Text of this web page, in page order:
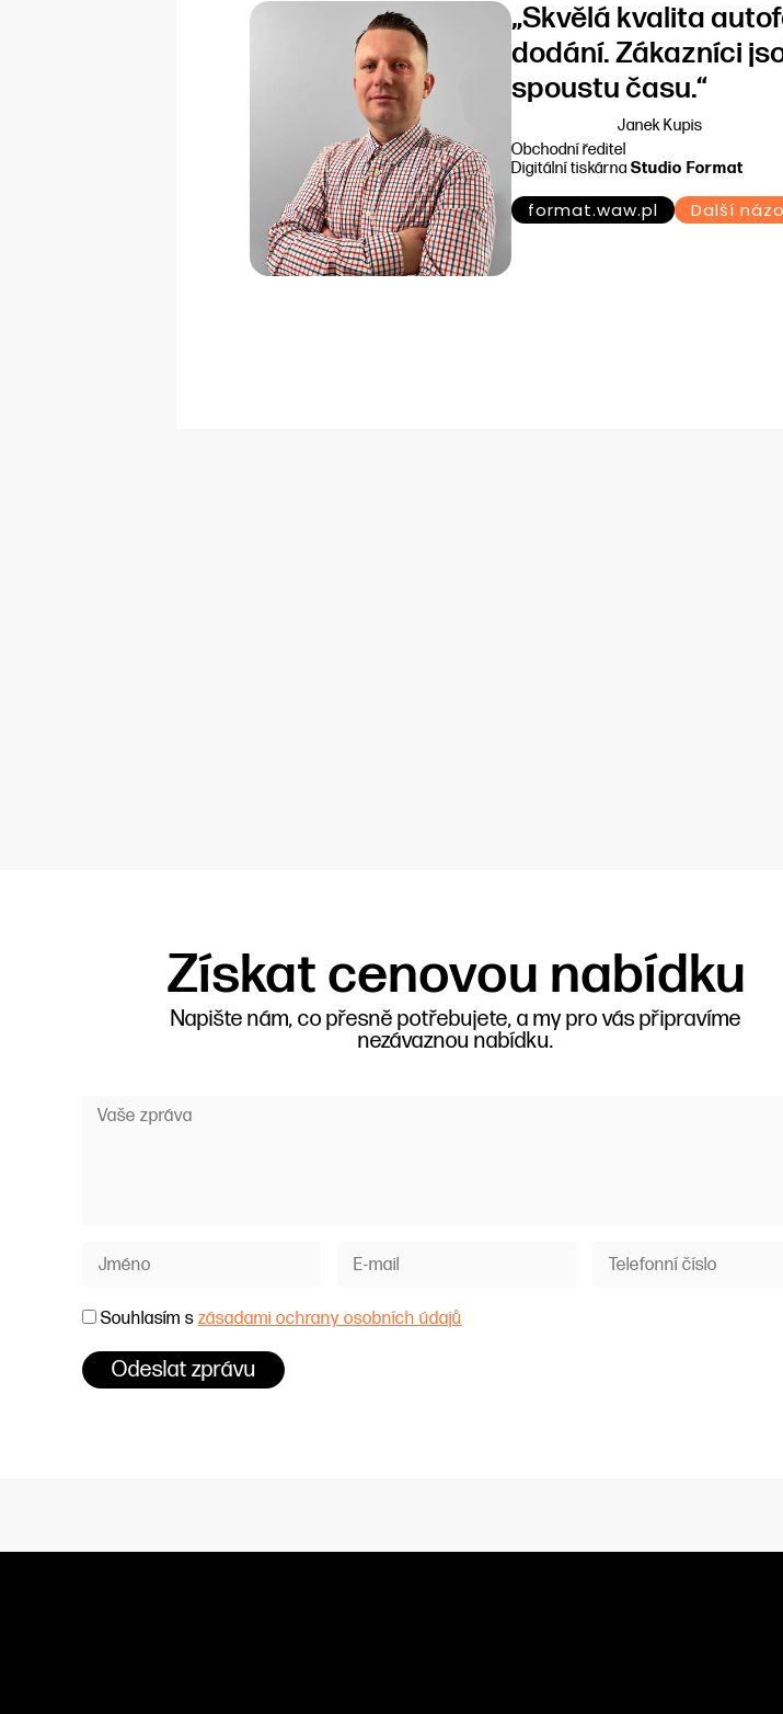
„Skvělá kvalita
dodání. Zákazníci
spoustu času.“
Janek Kupis
Obchodní ředitel
Digitální tiskárnaStudio Format
format.waw.pl Další
Získat cenovou nabídku
Napište nám, co přesně potřebujete, a my pro vás připravíme
nezávaznou nabídku.
Souhlasím s zásadami ochrany osobních údajů
Odeslat zprávu